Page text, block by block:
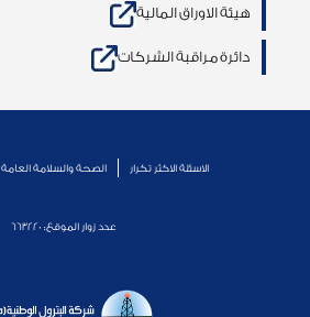
هيئة الاوراق المالية
دائرة مراقبة الشركات
عدد زوار الموقع: 663220
الصحة والسلامة العامة الاسئلة الاكثر تكرار